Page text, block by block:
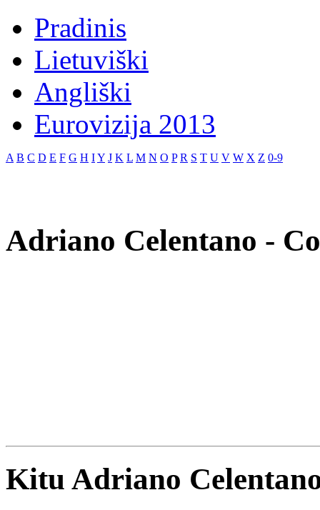
Pradinis
Lietuviški
Angliški
Eurovizija 2013
A B C D E F G H IY J K L M N O P R S T U V W X Z 0-9
Adriano Celentano -
Kitu Adriano